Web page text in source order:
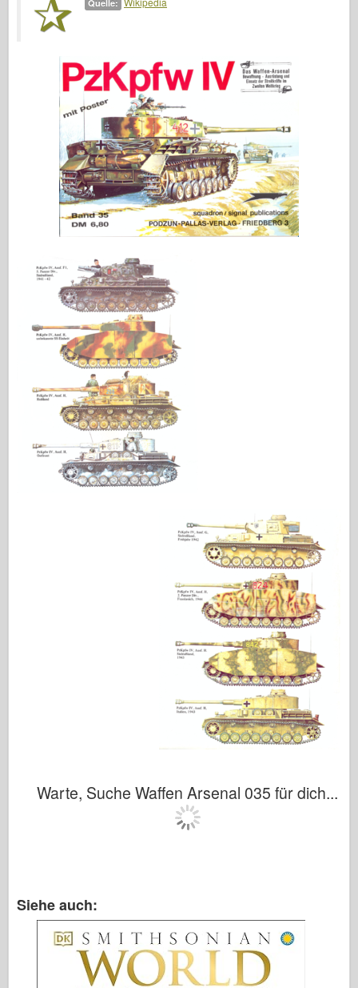
Tristar
Zvezda
Alben-Fotos
Walk Around
Bücher
Dvds
Kontakt
le Journal
Quelle:
Warte, Suche Waffen Arsenal 035 für dich...
Siehe auch: